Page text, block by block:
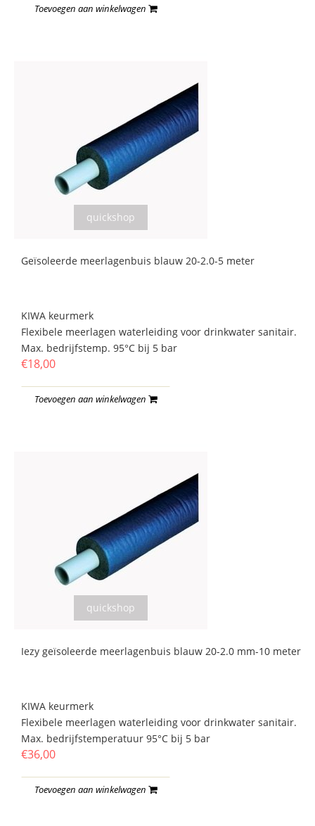
Toevoegen aan winkelwagen
quickshop
Geïsoleerde meerlagenbuis blauw 20-2.0-5 meter
KIWA keurmerk
Flexibele meerlagen waterleiding voor drinkwater sanitair.
Max. bedrijfstemp. 95°C bij 5 bar
€18,00
Toevoegen aan winkelwagen
quickshop
Iezy geïsoleerde meerlagenbuis blauw 20-2.0 mm-10 meter
KIWA keurmerk
Flexibele meerlagen waterleiding voor drinkwater sanitair.
Max. bedrijfstemperatuur 95°C bij 5 bar
€36,00
Toevoegen aan winkelwagen